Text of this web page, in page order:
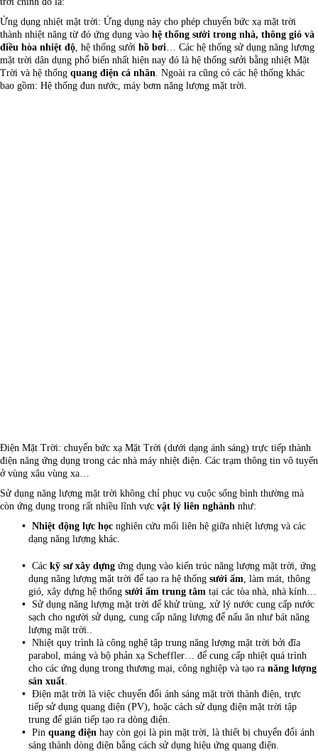
Ứng dụng nhiệt mặt trời: Ứng dụng này cho phép chuyển bức xạ mặt trời
thành nhiệt năng từ đó ứng dụng vào hệ thống sưởi trong nhà, thông gió và
điều hòa nhiệt độ, hệ thống sưởi hồ bơi… Các hệ thống sử dụng năng lượng
mặt trời dân dụng phổ biến nhất hiện nay đó là hệ thống sưởi bằng nhiệt Mặt
Trời và hệ thống quang điện cá nhân. Ngoài ra cũng có các hệ thống khác
bao gồm: Hệ thống đun nước, máy bơm năng lượng mặt trời.
Điện Mặt Trời: chuyển bức xạ Mặt Trời (dưới dạng ánh sáng) trực tiếp thành
điện năng ứng dụng trong các nhà máy nhiệt điện. Các trạm thông tin vô tuyến
ở vùng xâu vùng xa…
Sử dụng năng lượng mặt trời không chỉ phục vụ cuộc sống bình thường mà
còn ứng dụng trong rất nhiều lĩnh vực vật lý liên nghành như:
Nhiệt động lực họcnghiên cứu mối liên hệ giữa nhiệt lượng và các
dạng năng lượng khác.
Các kỹ sư xây dựng ứng dụng vào kiến trúc năng lượng mặt trời, ứng
dụng năng lượng mặt trời để tạo ra hệ thống sưởi ấm, làm mát, thông
gió, xây dựng hệ thống sưởi ấm trung tâm tại các tòa nhà, nhà kính…
Sử dụng năng lượng mặt trời để khử trùng, xử lý nước cung cấp nước
sạch cho người sử dụng, cung cấp năng lượng để nấu ăn như bát năng
lượng mặt trời..
Nhiệt quy trình là công nghệ tập trung năng lượng mặt trời bởi đĩa
parabol, máng và bộ phản xạ Scheffler… để cung cấp nhiệt quá trình
cho các ứng dụng trong thương mại, công nghiệp và tạo ra năng lượng
sản xuất.
Điện mặt trời là việc chuyển đổi ánh sáng mặt trời thành điện, trực
tiếp sử dụng quang điện (PV), hoặc cách sử dụng điện mặt trời tập
trung để gián tiếp tạo ra dòng điện.
Pin quang điện hay còn gọi là pin mặt trời, là thiết bị chuyển đổi ánh
sáng thành dòng điện bằng cách sử dụng hiệu ứng quang điện.